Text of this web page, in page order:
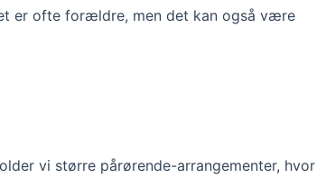
er ofte forældre, men det kan også være
vi større pårørende-arrangementer, hvor